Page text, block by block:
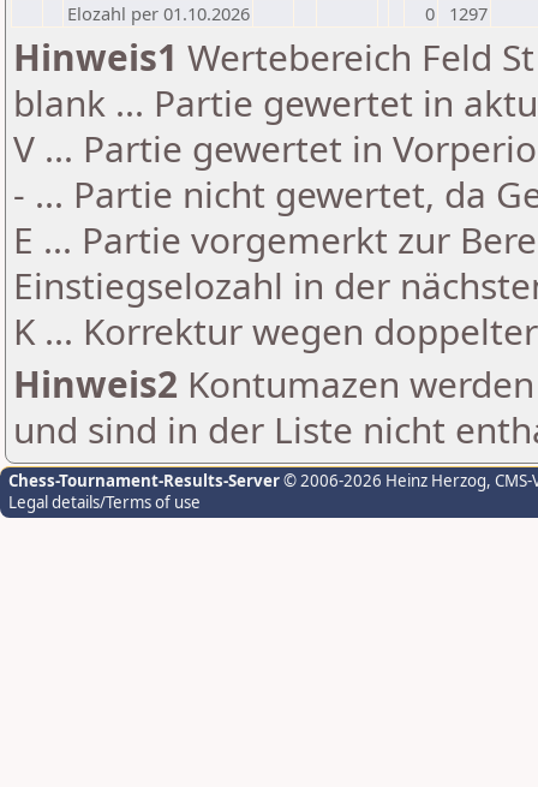
Elozahl per 01.10.2026
0 1297
Hinweis1 Wertebereich Feld
blank ... Partie gewertet in
V ... Partie gewertet in
- ... Partie nicht gewertet, da
E ... Partie vorgemerkt zur
Einstiegselozahl in der
K ... Korrektur wegen
Hinweis2 Kontumazen
und sind in der Liste nicht
Chess-Tournament-Results-Server© 2006-2026 Heinz Herzog,
Legal details/Terms of use